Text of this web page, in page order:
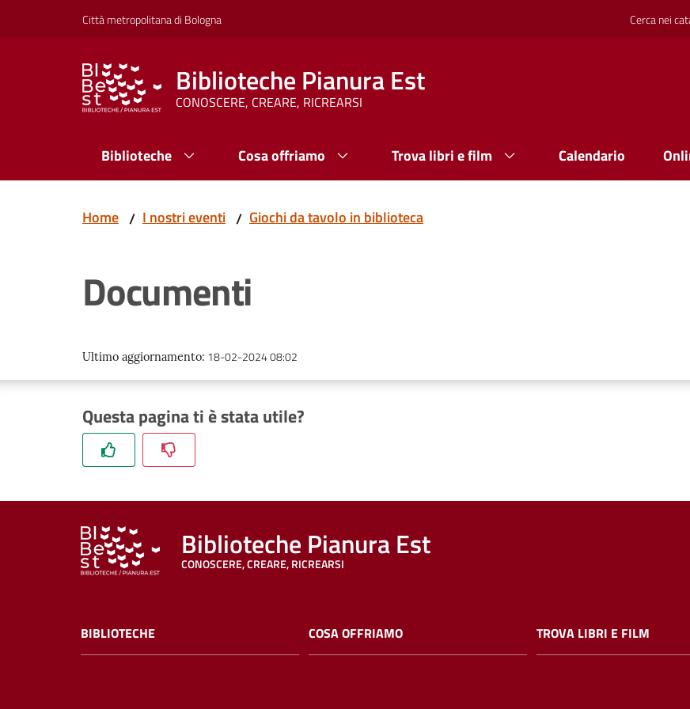
Vai al contenuto
Vai alla navigazioneCittà metropolitana di Bologna Cerca nei
Biblioteche Pianura Est
CONOSCERE, CREARE, RICREARSI
Biblioteche Cosa offriamo Trova libri e film Calendario
Home / I nostri eventi / Giochi da tavolo in biblioteca
Documenti
Ultimo aggiornamento: 18-02-2024 08:02
Questa pagina ti è stata utile?
Biblioteche Pianura Est
CONOSCERE, CREARE, RICREARSI
BIBLIOTECHE COSA OFFRIAMO TROVA LIBRI E FILM